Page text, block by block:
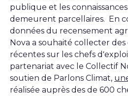
publique et les
demeurent parcellaires. En
données du recensement
Nova a souhaité collecter
récentes sur les chefs
partenariat avec le Collectif
soutien de Parlons Climat,
réalisée auprès des de 600